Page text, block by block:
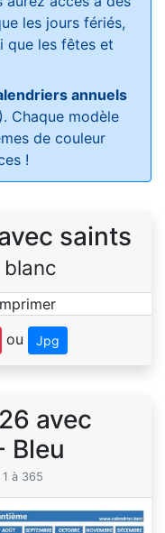
les jours fériés,
que les fêtes et
annuels
Chaque modèle
de couleur
!
saints
blanc
ou Jpg
avec
Bleu
à 365